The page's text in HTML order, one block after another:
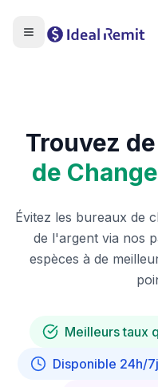
Trouvez
de Change
Évitez les bureaux de
de l'argent via nos
espèces à de
Meilleurs taux
Disponible 24h/